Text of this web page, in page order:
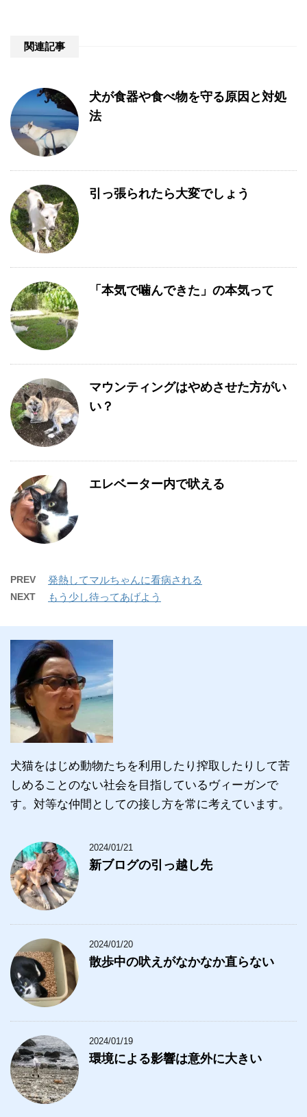
関連記事
犬が食器や食べ物を守る原因と対処
法
引っ張られたら大変でしょう
「本気で噛んできた」の本気って
マウンティングはやめさせた方がい
い？
エレベーター内で吠える
PREV 発熱してマルちゃんに看病される
NEXT もう少し待ってあげよう
犬猫をはじめ動物たちを利用したり搾取したりして苦
しめることのない社会を目指しているヴィーガンで
す。対等な仲間としての接し方を常に考えています。
2024/01/21
新ブログの引っ越し先
2024/01/20
散歩中の吠えがなかなか直らない
2024/01/19
環境による影響は意外に大きい